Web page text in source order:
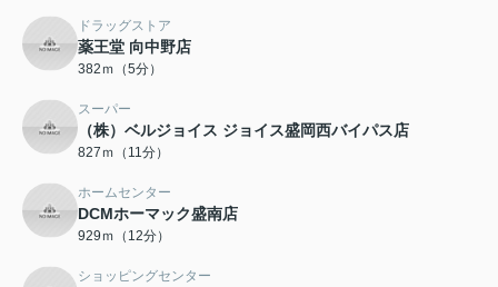
ドラッグストア
薬王堂 向中野店
382ｍ（5分）
スーパー
（株）ベルジョイス ジョイス盛岡西バイパス店
827ｍ（11分）
ホームセンター
DCMホーマック盛南店
929ｍ（12分）
ショッピングセンター